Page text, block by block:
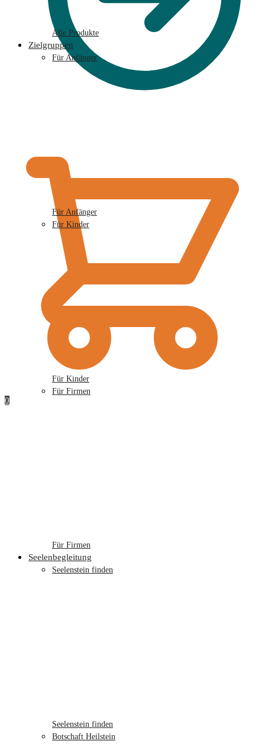
0
Alle Produkte
Zielgruppen
Für Anfänger
Für Anfänger
Für Kinder
Für Kinder
Für Firmen
Für Firmen
Seelenbegleitung
Seelenstein finden
Seelenstein finden
Botschaft Heilstein